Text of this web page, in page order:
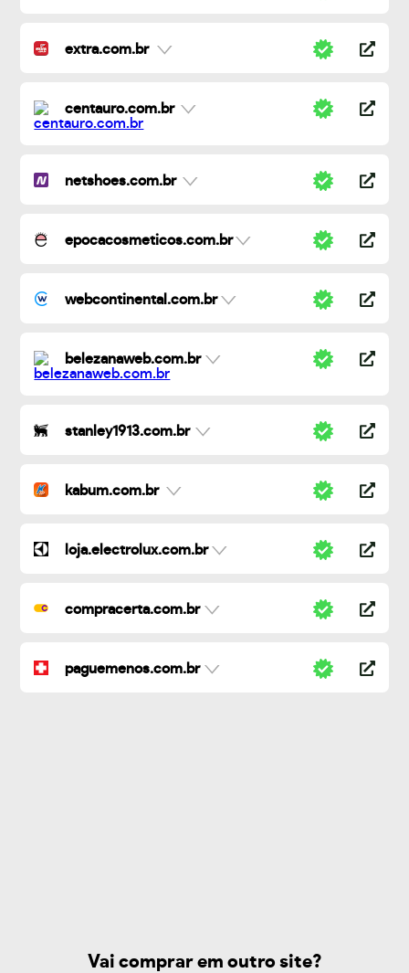
extra.com.br
centauro.com.br
netshoes.com.br
epocacosmeticos.com.br
webcontinental.com.br
belezanaweb.com.br
stanley1913.com.br
kabum.com.br
loja.electrolux.com.br
compracerta.com.br
paguemenos.com.br
Vai comprar em outro site?